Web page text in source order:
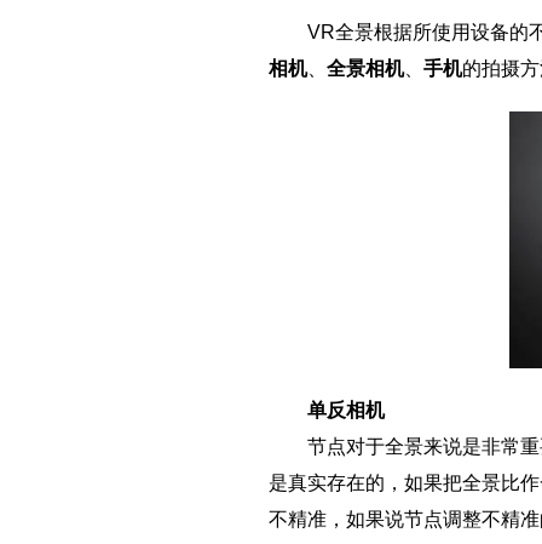
VR全景根据所使用设备的
相机、 全景相机、 手机的拍摄
单反相机
节点对于全景来说是非常重
是真实存在的，如果把全景比
不精准，如果说节点调整不精